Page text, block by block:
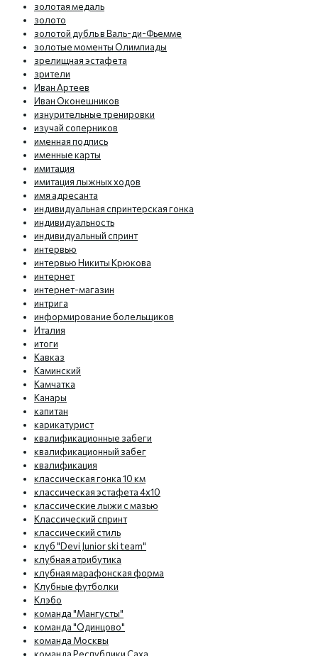
золотая медаль
золото
золотой дубль в Валь-ди-Фьемме
золотые моменты Олимпиады
зрелищная эстафета
зрители
Иван Артеев
Иван Оконешников
изнурительные тренировки
изучай соперников
именная подпись
именные карты
имитация
имитация лыжных ходов
имя адресанта
индивидуальная спринтерская гонка
индивидуальность
индивидуальный спринт
интервью
интервью Никиты Крюкова
интернет
интернет-магазин
интрига
информирование болельщиков
Италия
итоги
Кавказ
Каминский
Камчатка
Канары
капитан
карикатурист
квалификационные забеги
квалификационный забег
квалификация
классическая гонка 10 км
классическая эстафета 4х10
классические лыжи с мазью
Классический спринт
классический стиль
клуб "Devi Junior ski team"
клубная атрибутика
клубная марафонская форма
Клубные футболки
Клэбо
команда "Мангусты"
команда "Одинцово"
команда Москвы